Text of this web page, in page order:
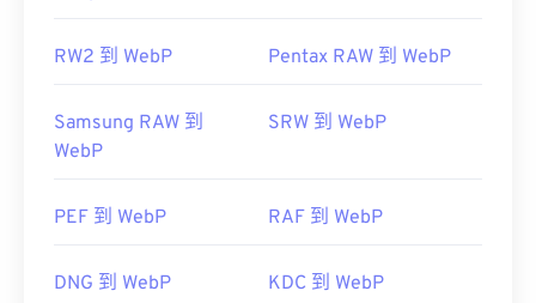
RW2 到 WebP Pentax RAW 到 WebP
Samsung RAW 到
WebP
SRW 到 WebP
PEF 到 WebP RAF 到 WebP
DNG 到 WebP KDC 到 WebP